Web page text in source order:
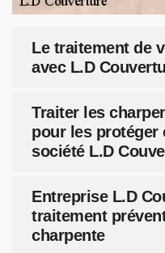
Le traitement de
avec L.D
Traiter les
pour les protéger
société L.D
Entreprise L.D
traitement
charpente